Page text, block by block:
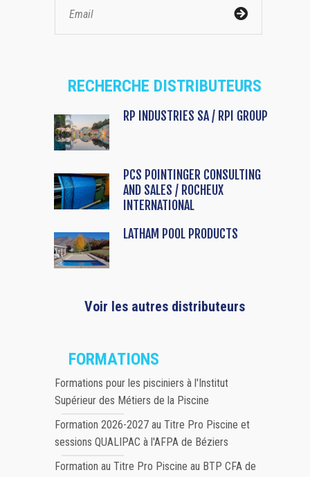
RECHERCHE DISTRIBUTEURS
RP INDUSTRIES SA / RPI GROUP
PCS POINTINGER CONSULTING
AND SALES / ROCHEUX
INTERNATIONAL
LATHAM POOL PRODUCTS
Voir les autres distributeurs
FORMATIONS
Formations pour les pisciniers à l'Institut
Supérieur des Métiers de la Piscine
Formation 2026-2027 au Titre Pro Piscine et
sessions QUALIPAC à l'AFPA de Béziers
Formation au Titre Pro Piscine au BTP CFA de